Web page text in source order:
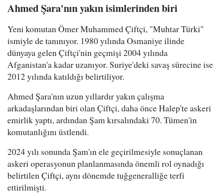
Ahmed Şara'nın yakın isimlerinden biri
Yeni komutan Ömer Muhammed Çiftçi, "Muhtar Türki"
ismiyle de tanınıyor. 1980 yılında Osmaniye ilinde
dünyaya gelen Çiftçi'nin geçmişi 2004 yılında
Afganistan'a kadar uzanıyor. Suriye'deki savaş sürecine ise
2012 yılında katıldığı belirtiliyor.
Ahmed Şara'nın uzun yıllardır yakın çalışma
arkadaşlarından biri olan Çiftçi, daha önce Halep'te askeri
emirlik yaptı, ardından Şam kırsalındaki 70. Tümen'in
komutanlığını üstlendi.
2024 yılı sonunda Şam'ın ele geçirilmesiyle sonuçlanan
askeri operasyonun planlanmasında önemli rol oynadığı
belirtilen Çiftçi, aynı dönemde tuğgeneralliğe terfi
ettirilmişti.